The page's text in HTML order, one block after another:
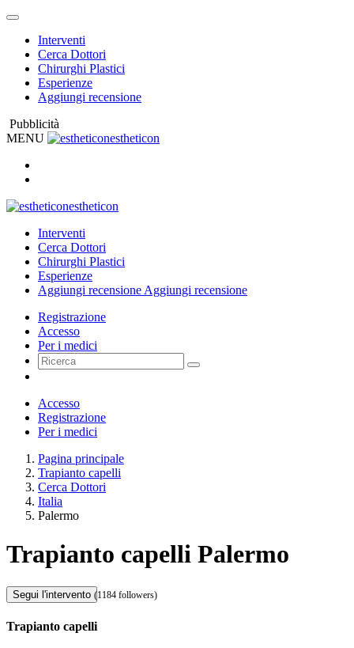
Interventi
Cerca Dottori
Chirurghi Plastici
Esperienze
Aggiungi recensione
Pubblicità
MENU
estheticon
estheticon
Interventi
Cerca Dottori
Chirurghi Plastici
Esperienze
Aggiungi recensione Aggiungi recensione
Registrazione
Accesso
Per i medici
Accesso
Registrazione
Per i medici
Pagina principale
Trapianto capelli
Cerca Dottori
Italia
Palermo
Trapianto capelli Palermo
Segui l'intervento (1184 followers)
Trapianto capelli